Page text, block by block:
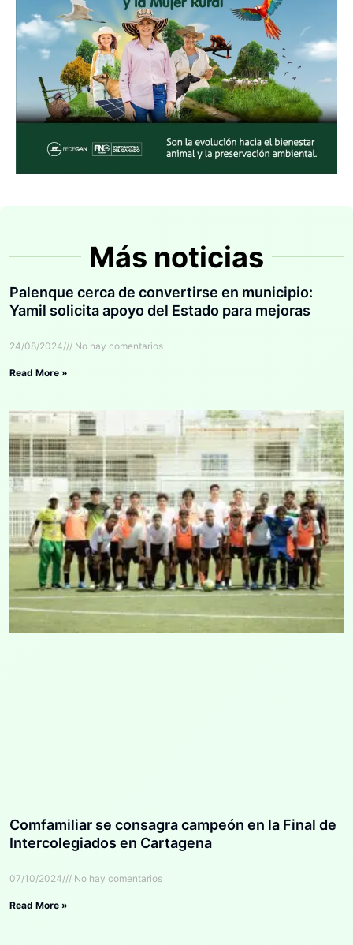
Más noticias
Palenque cerca de convertirse en municipio:
Yamil solicita apoyo del Estado para mejoras
24/08/2024 No hay comentarios
Read More »
Comfamiliar se consagra campeón en la Final de
Intercolegiados en Cartagena
07/10/2024 No hay comentarios
Read More »